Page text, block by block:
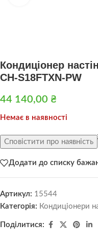
Кондиціонер
CH-S18FTXN-PW
44 140,00 ₴
Немає в наявності
Сповістити про наявність
Додати до списку
Артикул: 15544
Категорія: Кондиціонери
Поділитися: